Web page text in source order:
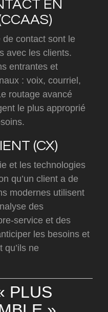
EN
contact sont le
avec les clients.
entrantes et
: voix, courriel,
routage avancé
le plus approprié
(CX)
et les technologies
qu’un client a de
modernes utilisent
des
service et des
les besoins et
qu’ils ne
PLUS